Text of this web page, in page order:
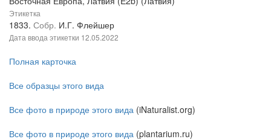
Этикетка
1833. Собр. И.Г. Флейшер
Дата ввода этикетки 12.05.2022
Полная карточка
Все образцы этого вида
Все фото в природе этого вида (iNaturalist.org)
Все фото в природе этого вида (plantarium.ru)